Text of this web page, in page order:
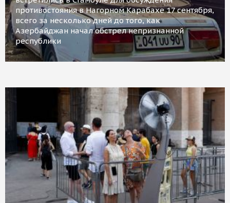
противостояния в Нагорном Карабахе 17 сентября,
всего за несколько дней до того, как
Азербайджан начал обстрел непризнанной
республики